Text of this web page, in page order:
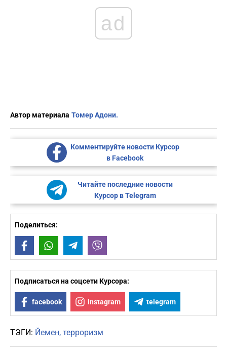
ad
Автор материала Томер Адони.
Комментируйте новости Курсор
в Facebook
Читайте последние новости
Курсор в Telegram
Поделиться:
FacebookWhatsAppTelegram
Подписаться на соцсети Курсора:
facebook instagram telegram
ТЭГИ: Йемен терроризм